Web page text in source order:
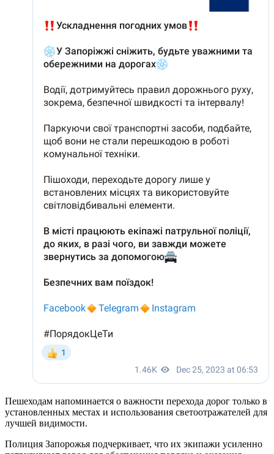
Пешеходам напоминается о важности перехода дорог только в
установленных местах и использования светоотражателей для
лучшей видимости.
Полиция Запорожья подчеркивает, что их экипажи усиленно